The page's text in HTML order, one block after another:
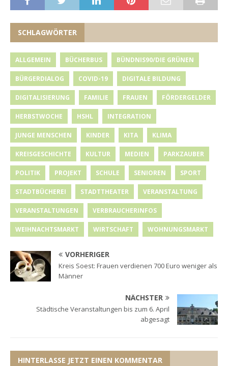
SCHLAGWÖRTER
ALLGEMEIN BÜCHERBUS BÜNDNIS90/DIE GRÜNEN
BÜRGERDIALOG COVID-19 DIGITALE BILDUNG
DIGITALISIERUNG FAMILIE FRAUEN FÖRDERGELDER
HERBSTWOCHE HSHL INTEGRATION
JUNGE MENSCHEN KINDER KITA KLIMA
KREISGESCHICHTE KULTUR MEDIEN PARKZAUBER
POLITIK PROJEKT SCHULE SENIOREN SPORT
STADTBÜCHEREI STADTTHEATER VERANSTALTUNG
VERANSTALTUNGEN VERBRAUCHERINFOS
WEIHNACHTSMARKT WIRTSCHAFT WOHNUNGSMARKT
VORHERIGER
Kreis Soest: Frauen verdienen 700 Euro weniger als
Männer
NÄCHSTER
Städtische Veranstaltungen bis zum 6. April
abgesagt
HINTERLASSE JETZT EINEN KOMMENTAR